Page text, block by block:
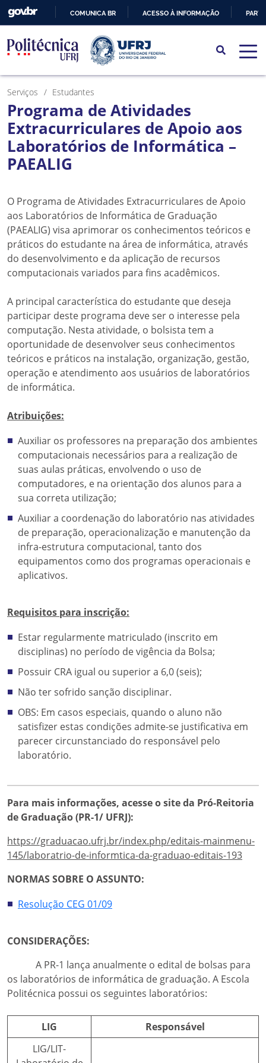
PARA
O
CONTEÚDO
COMUNICA BR ACESSO À INFORMAÇÃO
Serviços Estudantes
Programa de Atividades
Extracurriculares de Apoio aos
Laboratórios de Informática –
PAEALIG
O Programa de Atividades Extracurriculares de Apoio
aos Laboratórios de Informática de Graduação
(PAEALIG) visa aprimorar os conhecimentos teóricos e
práticos do estudante na área de informática, através
do desenvolvimento e da aplicação de recursos
computacionais variados para fins acadêmicos.
A principal característica do estudante que deseja
participar deste programa deve ser o interesse pela
computação. Nesta atividade, o bolsista tem a
oportunidade de desenvolver seus conhecimentos
teóricos e práticos na instalação, organização, gestão,
operação e atendimento aos usuários de laboratórios
de informática.
Atribuições:
Auxiliar os professores na preparação dos ambientes
computacionais necessários para a realização de
suas aulas práticas, envolvendo o uso de
computadores, e na orientação dos alunos para a
sua correta utilização;
Auxiliar a coordenação do laboratório nas atividades
de preparação, operacionalização e manutenção da
infra-estrutura computacional, tanto dos
equipamentos como dos programas operacionais e
aplicativos.
Requisitos para inscrição:
Estar regularmente matriculado (inscrito em
disciplinas) no período de vigência da Bolsa;
Possuir CRA igual ou superior a 6,0 (seis);
Não ter sofrido sanção disciplinar.
OBS: Em casos especiais, quando o aluno não
satisfizer estas condições admite-se justificativa em
parecer circunstanciado do responsável pelo
laboratório.
Para mais informações, acesse o site da Pró-Reitoria
de Graduação (PR-1/ UFRJ):
https://graduacao.ufrj.br/index.php/editais-mainmenu-
145/laboratrio-de-informtica-da-graduao-editais-193
NORMAS SOBRE O ASSUNTO:
Resolução CEG 01/09
CONSIDERAÇÕES:
A PR-1 lança anualmente o edital de bolsas para
os laboratórios de informática de graduação. A Escola
Politécnica possui os seguintes laboratórios:
LIG
Responsável
LIG/LIT-